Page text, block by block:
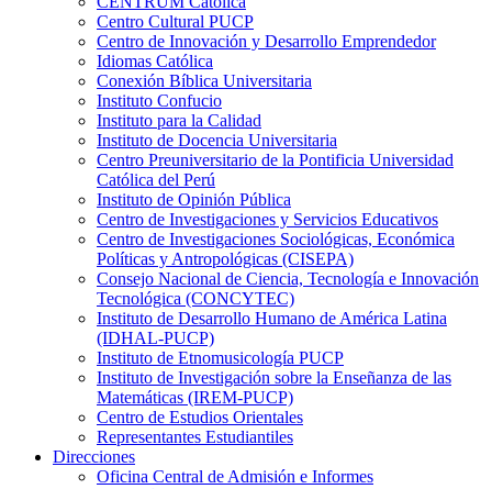
Centro Cultural PUCP
Centro de Innovación y Desarrollo Emprendedor
Idiomas Católica
Conexión Bíblica Universitaria
Instituto Confucio
Instituto para la Calidad
Instituto de Docencia Universitaria
Centro Preuniversitario de la Pontificia Universidad
Católica del Perú
Instituto de Opinión Pública
Centro de Investigaciones y Servicios Educativos
Centro de Investigaciones Sociológicas, Económica
Políticas y Antropológicas (CISEPA)
Consejo Nacional de Ciencia, Tecnología e Innovación
Tecnológica (CONCYTEC)
Instituto de Desarrollo Humano de América Latina
(IDHAL-PUCP)
Instituto de Etnomusicología PUCP
Instituto de Investigación sobre la Enseñanza de las
Matemáticas (IREM-PUCP)
Centro de Estudios Orientales
Representantes Estudiantiles
Direcciones
Oficina Central de Admisión e Informes